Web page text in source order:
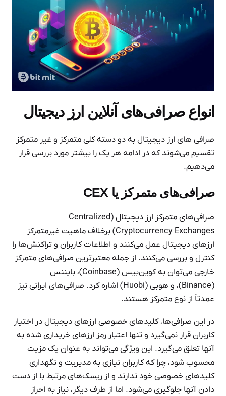
انواع صرافی‌های آنلاین ارز دیجیتال
صرافی های ارز دیجیتال به دو دسته کلی متمرکز و غیر متمرکز
تقسیم می‌شوند که در ادامه هر یک را بیشتر مورد بررسی قرار
می‌دهیم.
صرافی‌های متمرکز یا CEX
صرافی‌های متمرکز ارز دیجیتال (Centralized
Cryptocurrency Exchanges) برخلاف ماهیت غیرمتمرکز
ارزهای دیجیتال عمل می‌کنند و اطلاعات کاربران و تراکنش‌ها را
کنترل و بررسی می‌کنند. از جمله معتبرترین صرافی‌های متمرکز
خارجی می‌توان به کوین‌بیس (Coinbase)، بایننس
(Binance)، و هوبی (Huobi) اشاره کرد. صرافی‌های ایرانی نیز
عمدتاً از نوع متمرکز هستند.
در این صرافی‌ها، کلیدهای خصوصی ارزهای دیجیتال در اختیار
کاربران قرار نمی‌گیرد و تنها اعتبار رمز ارزهای خریداری شده به
آنها تعلق می‌گیرد. این ویژگی می‌تواند به عنوان یک مزیت
محسوب شود، چرا که کاربران نیازی به مدیریت و نگهداری
کلیدهای خصوصی خود ندارند و از ریسک‌های مرتبط با از دست
دادن آنها جلوگیری می‌شود. اما از طرف دیگر، نیاز به احراز